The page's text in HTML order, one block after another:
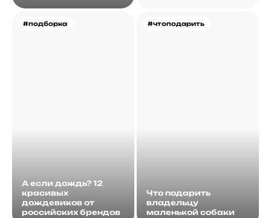
#подборка
А если дождь? 12
красивых
дождевиков от
российских брендов
#чтоподарить
Что подарить
владельцу
маленькой собаки